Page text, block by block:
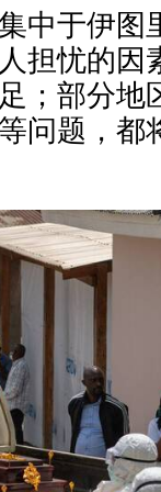
于伊图
担忧的因
；部分地
问题，都